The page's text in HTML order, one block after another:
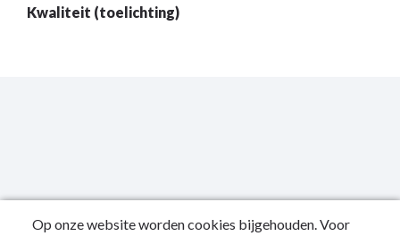
Kwaliteit (toelichting)
Op onze website worden cookies bijgehouden. Voor